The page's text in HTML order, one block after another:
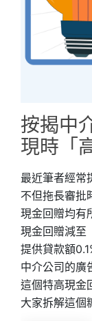
按揭中
現時「
最近筆者經常
不但拖長審批
現金回贈均有
現金回贈減至
提供貸款額
中介公司的廣
這個特高現金
大家拆解這